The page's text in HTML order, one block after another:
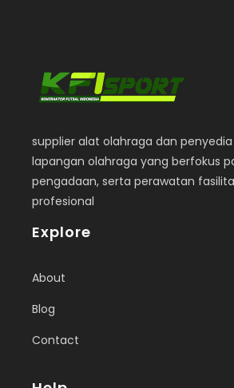
supplier alat olahraga dan
lapangan olahraga yang berfokus
pengadaan, serta perawatan
profesional
Explore
About
Blog
Contact